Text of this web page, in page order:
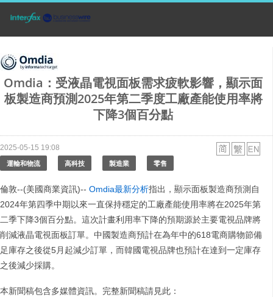
Omdia：受液晶電視面板需求疲軟影響，顯示面
板製造商預測2025年第二季度工廠產能使用率將
下降3個百分點
2025-05-15 19:08
運輸和物流 高科技 製造業 零售
倫敦--(美國商業資訊)-- Omdia最新分析指出，顯示面板製造商預測自
2024年第四季中期以來一直保持穩定的工廠產能使用率將在2025年第
二季下降3個百分點。這次計畫利用率下降的預期源於主要電視品牌將
削減液晶電視面板訂單。中國製造商預計在為年中的618電商購物節備
足庫存之後從5月起減少訂單，而韓國電視品牌也預計在達到一定庫存
之後減少採購。
本新聞稿包含多媒體資訊。完整新聞稿請見此：